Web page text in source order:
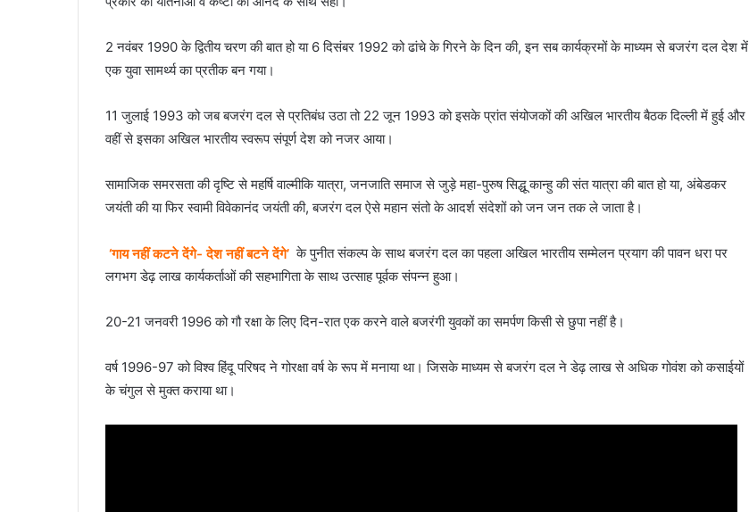
2 नवंबर 1990 के द्वितीय चरण की बात हो या 6 दिसंबर 1992 को ढांचे के गिरने के दिन की, इन सब कार्यक्रमों के माध्यम से बजरंग दल देश में
एक युवा सामर्थ्य का प्रतीक बन गया।
11 जुलाई 1993 को जब बजरंग दल से प्रतिबंध उठा तो 22 जून 1993 को इसके प्रांत संयोजकों की अखिल भारतीय बैठक दिल्ली में हुई और
वहीं से इसका अखिल भारतीय स्वरूप संपूर्ण देश को नजर आया।
सामाजिक समरसता की दृष्टि से महर्षि वाल्मीकि यात्रा, जनजाति समाज से जुड़े महा-पुरुष सिद्धू कान्हु की संत यात्रा की बात हो या, अंबेडकर
जयंती की या फिर स्वामी विवेकानंद जयंती की, बजरंग दल ऐसे महान संतो के आदर्श संदेशों को जन जन तक ले जाता है।
‘गाय नहीं कटने देंगे- देश नहीं बटने देंगे’ के पुनीत संकल्प के साथ बजरंग दल का पहला अखिल भारतीय सम्मेलन प्रयाग की पावन धरा पर
लगभग डेढ़ लाख कार्यकर्ताओं की सहभागिता के साथ उत्साह पूर्वक संपन्न हुआ।
20-21 जनवरी 1996 को गौ रक्षा के लिए दिन-रात एक करने वाले बजरंगी युवकों का समर्पण किसी से छुपा नहीं है।
वर्ष 1996-97 को विश्व हिंदू परिषद ने गोरक्षा वर्ष के रूप में मनाया था। जिसके माध्यम से बजरंग दल ने डेढ़ लाख से अधिक गोवंश को कसाईयों
के चंगुल से मुक्त कराया था।